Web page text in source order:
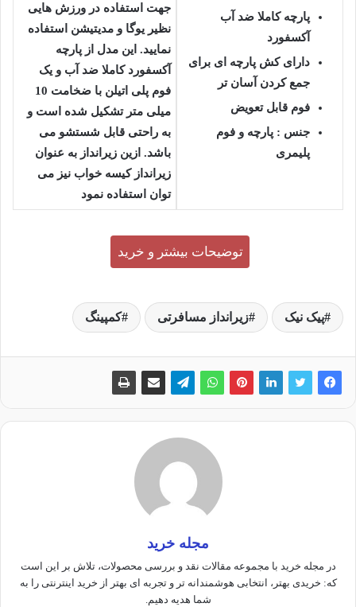
پارچه کاملا ضد آب
آکسفورد
دارای کش پارچه ای برای
جمع کردن آسان تر
فوم قابل تعویض
جنس : پارچه و فوم
پلیمری
جهت استفاده در ورزش هایی
نظیر یوگا و مدیتیشن استفاده
نمایید. این مدل از پارچه
آکسفورد کاملا ضد آب و یک
فوم پلی اتیلن با ضخامت 10
میلی متر تشکیل شده است و
به راحتی قابل شستشو می
باشد. ازین زیرانداز به عنوان
زیرانداز کیسه خواب نیز می
توان استفاده نمود
توضیحات بیشتر و خرید
پیک نیک زیرانداز مسافرتی کمپینگ
مجله خرید
در مجله خرید با مجموعه مقالات نقد و بررسی محصولات، تلاش بر این است
که: خریدی بهتر، انتخابی هوشمندانه تر و تجربه ای بهتر از خرید اینترنتی را به
شما هدیه دهیم.